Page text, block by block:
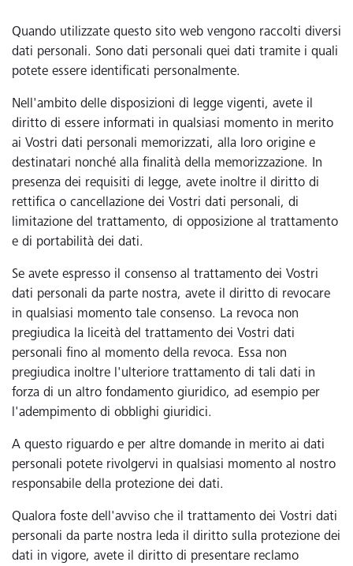
Quando utilizzate questo sito web vengono raccolti diversi
dati personali. Sono dati personali quei dati tramite i quali
potete essere identificati personalmente.
Nell'ambito delle disposizioni di legge vigenti, avete il
diritto di essere informati in qualsiasi momento in merito
ai Vostri dati personali memorizzati, alla loro origine e
destinatari nonché alla finalità della memorizzazione. In
presenza dei requisiti di legge, avete inoltre il diritto di
rettifica o cancellazione dei Vostri dati personali, di
limitazione del trattamento, di opposizione al trattamento
e di portabilità dei dati.
Se avete espresso il consenso al trattamento dei Vostri
dati personali da parte nostra, avete il diritto di revocare
in qualsiasi momento tale consenso. La revoca non
pregiudica la liceità del trattamento dei Vostri dati
personali fino al momento della revoca. Essa non
pregiudica inoltre l'ulteriore trattamento di tali dati in
forza di un altro fondamento giuridico, ad esempio per
l'adempimento di obblighi giuridici.
A questo riguardo e per altre domande in merito ai dati
personali potete rivolgervi in qualsiasi momento al nostro
responsabile della protezione dei dati.
Qualora foste dell'avviso che il trattamento dei Vostri dati
personali da parte nostra leda il diritto sulla protezione dei
dati in vigore, avete il diritto di presentare reclamo